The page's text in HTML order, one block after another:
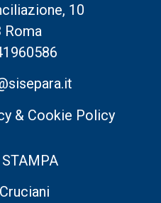
10
Roma
& Cookie Policy